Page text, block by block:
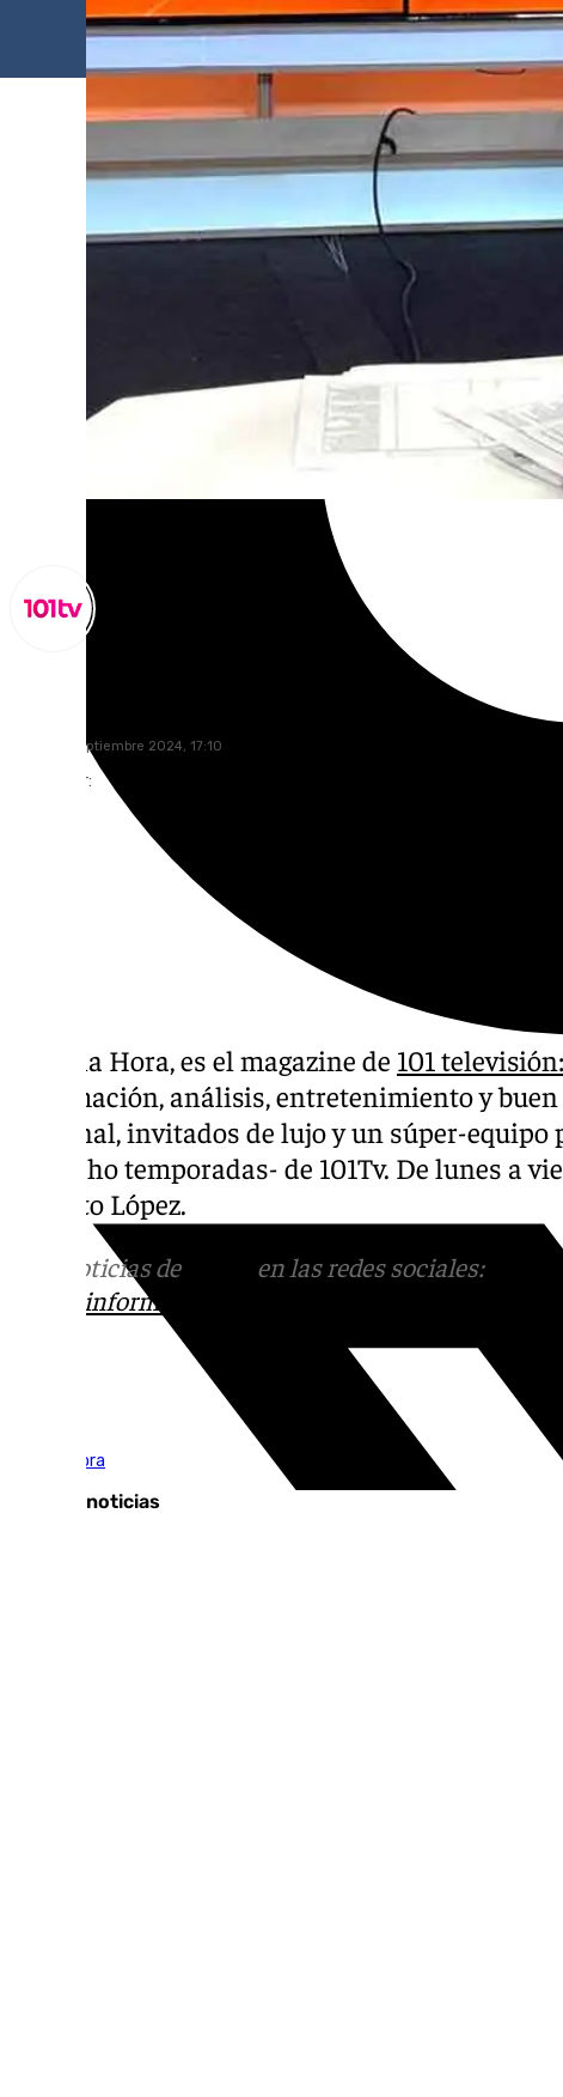
lunes, 30 septiembre 2024, 17:10
Compartir:
Llegó la Hora, es el magazine de 101 televisión:
información, análisis, entretenimiento y
personal, invitados de lujo y un súper-equipo
son ocho temporadas- de 101Tv. De lunes a
Roberto López.
Más noticias de en las redes sociales:
informativos@101tv.es
Llegó la hora
Últimas noticias